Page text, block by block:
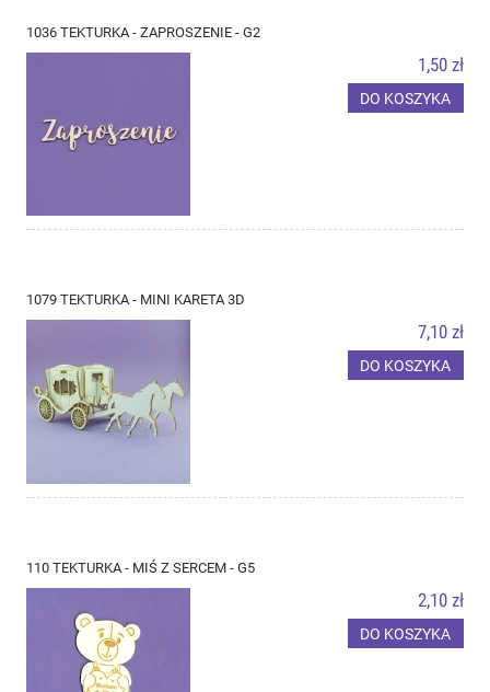
1036 TEKTURKA - ZAPROSZENIE - G2
1,50 zł
DO KOSZYKA
1079 TEKTURKA - MINI KARETA 3D
7,10 zł
DO KOSZYKA
110 TEKTURKA - MIŚ Z SERCEM - G5
2,10 zł
DO KOSZYKA